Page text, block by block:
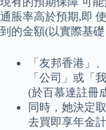
通脹率高於預期,即
到的金額(以實際基礎
「友邦香港」
「公司」或「
(於百慕達註冊
同時，她決定
去買即享年金計